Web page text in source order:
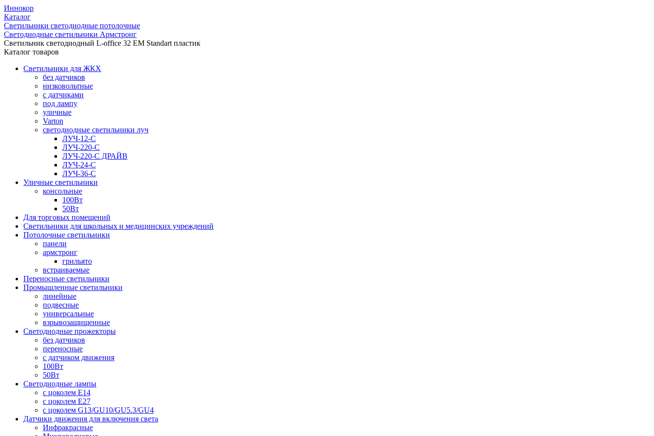
Иннокор
Каталог
Светильники светодиодные потолочные
Светодиодные светильники Армстронг
Светильник светодиодный L-office 32 EM Standart пластик
Каталог товаров
Светильники для ЖКХ
без датчиков
низковольтные
с датчиками
под лампу
уличные
Varton
светодиодные светильники луч
ЛУЧ-12-С
ЛУЧ-220-С
ЛУЧ-220-С ДРАЙВ
ЛУЧ-24-С
ЛУЧ-36-С
Уличные светильники
консольные
100Вт
50Вт
Для торговых помещений
Светильники для школьных и медицинских учреждений
Потолочные светильники
панели
армстронг
грильято
встраиваемые
Переносные светильники
Промышленные светильники
линейные
подвесные
универсальные
взрывозащищенные
Светодиодные прожекторы
без датчиков
переносные
с датчиком движения
100Вт
50Вт
Светодиодные лампы
с цоколем E14
с цоколем E27
с цоколем G13/GU10/GU5.3/GU4
Датчики движения для включения света
Инфракрасные